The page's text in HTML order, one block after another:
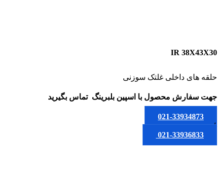
IR 38X43X30
حلقه های داخلی غلتک سوزنی
جهت سفارش محصول با اسپین بلبرینگ تماس بگیرید
021-33934873
یا
021-33936833